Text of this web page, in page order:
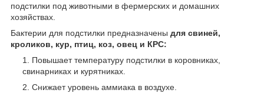
подстилки под животными в фермерских и домашних
хозяйствах.
Бактерии для подстилки предназначены для свиней,
кроликов, кур, птиц, коз, овец и КРС:
Повышает температуру подстилки в коровниках,
свинарниках и курятниках.
Снижает уровень аммиака в воздухе.